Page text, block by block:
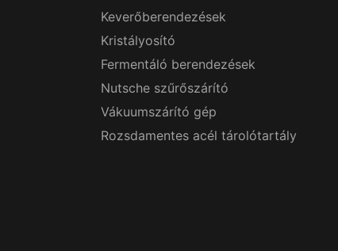
Keverőberendezések
Kristályosító
Fermentáló berendezések
Nutsche szűrőszárító
Vákuumszárító gép
Rozsdamentes acél tárolótartály